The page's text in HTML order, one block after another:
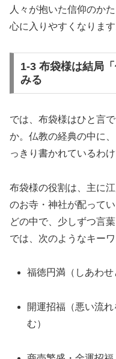
人々が抱いた信仰のか
心に入りやすくなります
1-3 布袋様は結局
みる
では、布袋様はひと言
か。仏教の経典の中に
っきり書かれているわ
布袋様の役割は、主に
のお寺・神社が配って
どの中で、少しずつ言
では、次のようなキー
福徳円満（しあわせ
開運招福（悪い流
む）